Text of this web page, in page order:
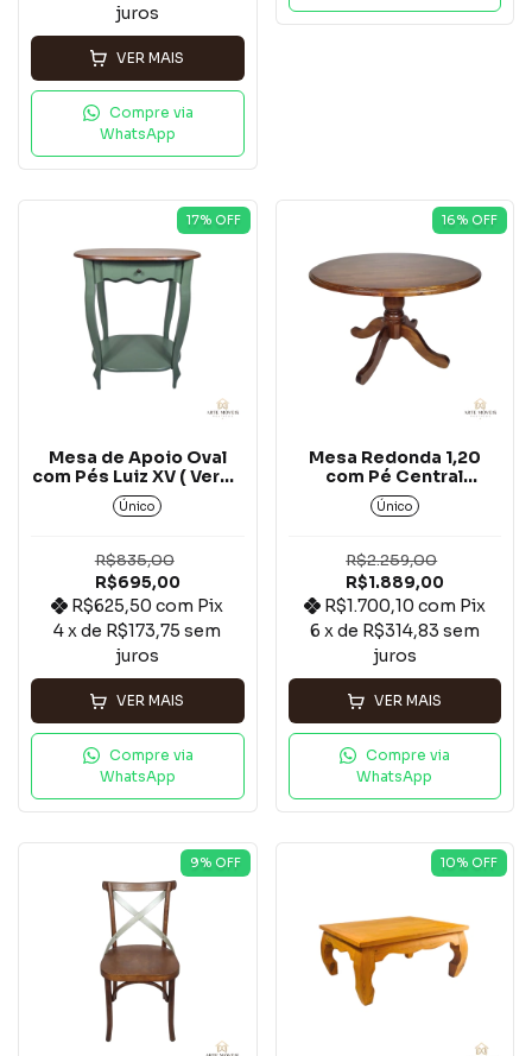
juros
VER MAIS
Compre via
WhatsApp
17% OFF
Mesa de Apoio Oval
com Pés Luiz XV ( Verde
Kalle)*
Único
R$835,00
R$695,00
R$625,50com Pix
4x de R$173,75 sem
juros
VER MAIS
Compre via
WhatsApp
16% OFF
Mesa Redonda 1,20
com Pé Central
Torneado*
Único
R$2.259,00
R$1.889,00
R$1.700,10 com Pix
6 x de R$314,83 sem
juros
VER MAIS
Compre via
WhatsApp
9% OFF 10% OFF